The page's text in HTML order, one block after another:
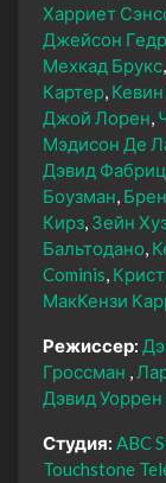
Харриет
Джейсон
Мехкад Брукс
Картер
Джой Лорен
Мэдисон Де
Дэвид
Боузман
Кирз Зейн
Бальтодано
Cominis
МакКензи
Режиссер:
Гроссман
Дэвид Уоррен
Студия: ABC
Touchstone